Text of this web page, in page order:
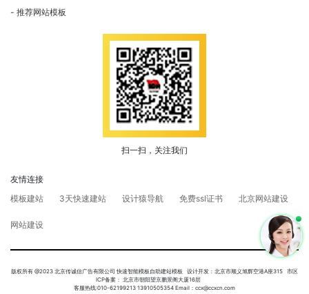
推荐网站模板
扫一扫，关注我们
友情连接
模板建站
3天快速建站 设计猿导航 免费ssl证书 北京网站建设
网站建设
版权所有 @2023 北京传诚信广告有限公司 快速智能模板自助建站模板 设计开发：北京市顺义旭辉空港A座315 市区
ICP备案： 北京市朝阳望京鹏景阁大厦16层
客服热线:010-62199213 13910505354 Email：ccx@ccxcn.com